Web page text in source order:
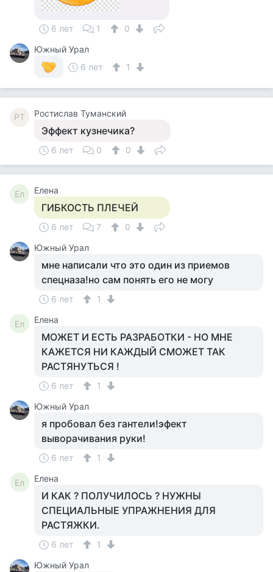
6 лет 1
0
Южный Урал
6 лет
1
РТ Ростислав Туманский
Эффект кузнечика?
6 лет 0 0
Ел Елена
ГИБКОСТЬ ПЛЕЧЕЙ
6 лет 7
0
Южный Урал
мне написали что это один из приемов
спецназа!но сам понять его не могу
6 лет 1
Ел Елена
МОЖЕТ И ЕСТЬ РАЗРАБОТКИ - НО МНЕ
КАЖЕТСЯ НИ КАЖДЫЙ СМОЖЕТ ТАК
РАСТЯНУТЬСЯ !
6 лет
1
Южный Урал
я пробовал без гантели!эфект
выворачивания руки!
6 лет 1
Ел Елена
И КАК ? ПОЛУЧИЛОСЬ ? НУЖНЫ
СПЕЦИАЛЬНЫЕ УПРАЖНЕНИЯ ДЛЯ
РАСТЯЖКИ.
6 лет
1
Южный Урал